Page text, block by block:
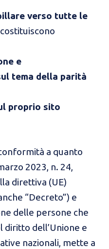
verso tutte le
e
tema della parità
proprio sito
a quanto
2023, n. 24,
direttiva (UE)
“Decreto”) e
delle persone che
diritto dell’Unione e
nazionali, mette a